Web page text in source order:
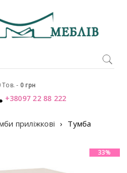
Тов. - 0грн
+38097 22 88 222
приліжкові › Тумба
33%